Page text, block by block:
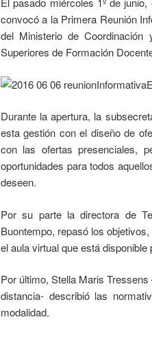
convocó a la Primera Reunión
del Ministerio de
Superiores de Formación
Durante la apertura, la
esta gestión con el diseño de
con las ofertas presenciales,
oportunidades para todos
deseen.
Por su parte la directora de
Buontempo, repasó los
el aula virtual que está
Por último, Stella Maris
distancia- describió las
modalidad.